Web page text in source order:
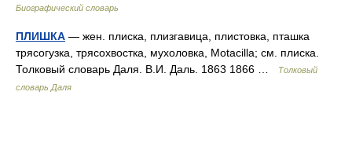
Биографический словарь
ПЛИШКА — жен. плиска, плизгавица, плистовка, пташка
трясогузка, трясохвостка, мухоловка, Motacilla; см. плиска.
Толковый словарь Даля. В.И. Даль. 1863 1866 …
Толковый
словарь Даля